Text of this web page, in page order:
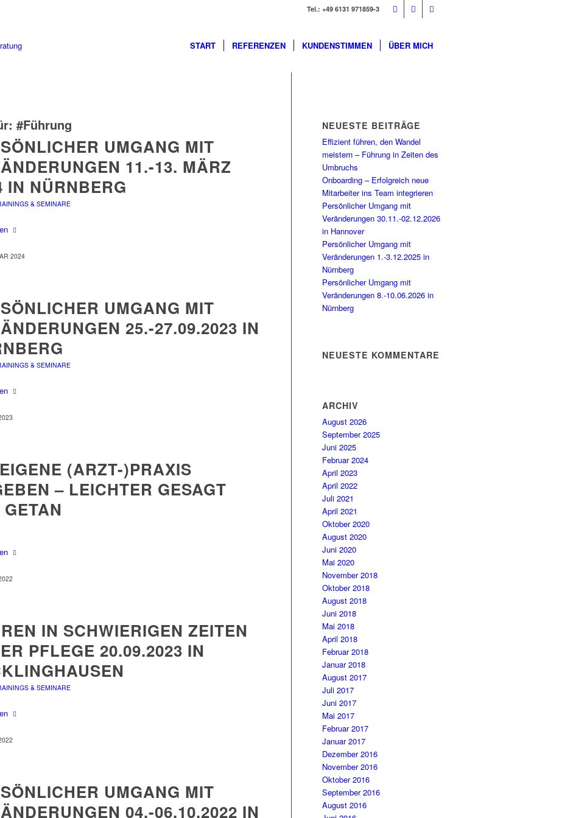
Tel.: +49 6131 971859-3
START REFERENZEN KUNDENSTIMMEN ÜBER MICH
#Führung
UMGANG MIT
11.-13. MÄRZ
IN NÜRNBERG
& SEMINARE
2024
UMGANG MIT
25.-27.09.2023 IN
& SEMINARE
(ARZT-)PRAXIS
– LEICHTER GESAGT
IN SCHWIERIGEN ZEITEN
PFLEGE 20.09.2023 IN
& SEMINARE
UMGANG MIT
04.-06.10.2022 IN
NEUESTE BEITRÄGE
Effizient führen, den Wandel
meistern – Führung in Zeiten des
Umbruchs
Onboarding – Erfolgreich neue
Mitarbeiter ins Team integrieren
Persönlicher Umgang mit
Veränderungen 30.11.-02.12.2026
in Hannover
Persönlicher Umgang mit
Veränderungen 1.-3.12.2025 in
Nürnberg
Persönlicher Umgang mit
Veränderungen 8.-10.06.2026 in
Nürnberg
NEUESTE KOMMENTARE
ARCHIV
August 2026
September 2025
Juni 2025
Februar 2024
April 2023
April 2022
Juli 2021
April 2021
Oktober 2020
August 2020
Juni 2020
Mai 2020
November 2018
Oktober 2018
August 2018
Juni 2018
Mai 2018
April 2018
Februar 2018
Januar 2018
August 2017
Juli 2017
Juni 2017
Mai 2017
Februar 2017
Januar 2017
Dezember 2016
November 2016
Oktober 2016
September 2016
August 2016